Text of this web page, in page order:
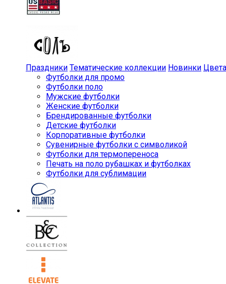
Праздники Тематические коллекции Новинки Цвета
Футболки для промо
Футболки поло
Мужские футболки
Женские футболки
Брендированные футболки
Детские футболки
Корпоративные футболки
Сувенирные футболки с символикой
Футболки для термопереноса
Печать на поло рубашках и футболках
Футболки для сублимации